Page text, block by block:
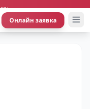
Онлайн заявка